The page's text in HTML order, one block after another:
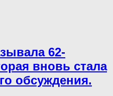
62-
вновь стала
обсуждения.